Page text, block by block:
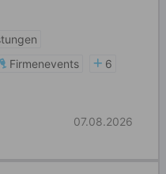
Firmenevents
6
07.08.2026